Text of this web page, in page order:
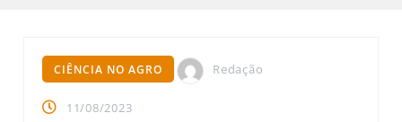
CIÊNCIA NO AGRO Redação
11/08/2023